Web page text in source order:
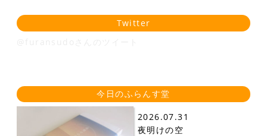
Twitter
今日のふらんす堂
2026.07.31
夜明けの空